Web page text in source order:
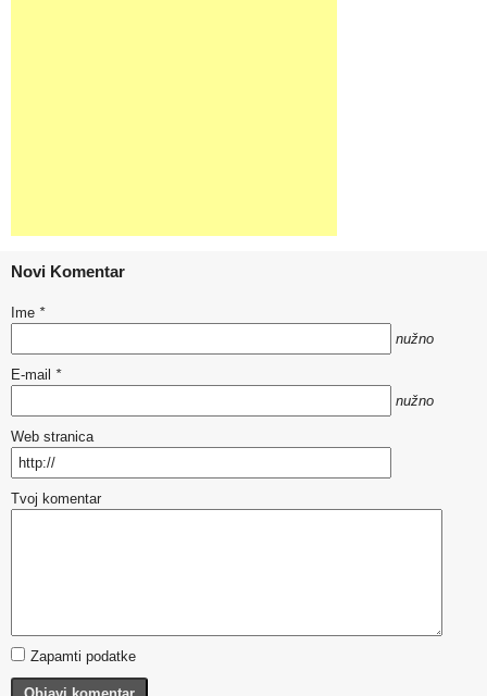
Novi Komentar
Ime *
nužno
E-mail *
nužno
Web stranica
Tvoj komentar
Zapamti podatke